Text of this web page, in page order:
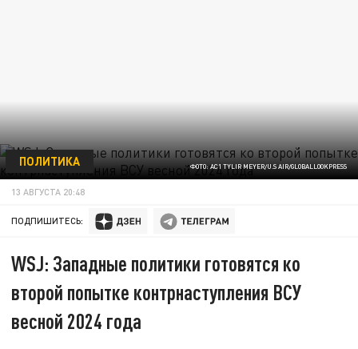
ФОТО: AC1 TYLIR MEYER/U.S AIR/GLOBALLOOKPRESS
ПОЛИТИКА
13 АВГУСТА 20:48
ПОДПИШИТЕСЬ:
WSJ: Западные политики готовятся ко
второй попытке контрнаступления ВСУ
весной 2024 года